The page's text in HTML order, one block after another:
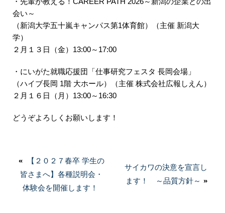
会い～
（新潟大学五十嵐キャンパス第1体育館）（主催 新潟大
学）
２月１３日（金）13:00～17:00
・にいがた就職応援団「仕事研究フェスタ 長岡会場」
（ハイブ長岡 1階 大ホール）（主催 株式会社広報しえん）
２月１６日（月）13:00～16:30
どうぞよろしくお願いします！
«
の
投
【２０２７春卒 学生の
皆さまへ】各種説明会・
体験会を開催します！
次
の
サイカワの決意を宣言し
ます！ ～品質方針～ »